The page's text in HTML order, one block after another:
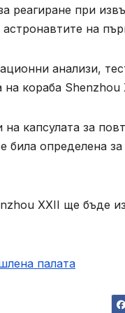
реагиране при
на
анализи,
на кораба Shenzhou
капсулата за
била определена
XXII ще бъде
палaта